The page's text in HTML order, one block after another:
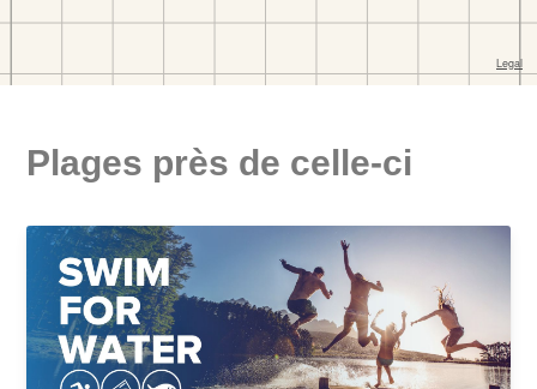
Plages près de celle-ci